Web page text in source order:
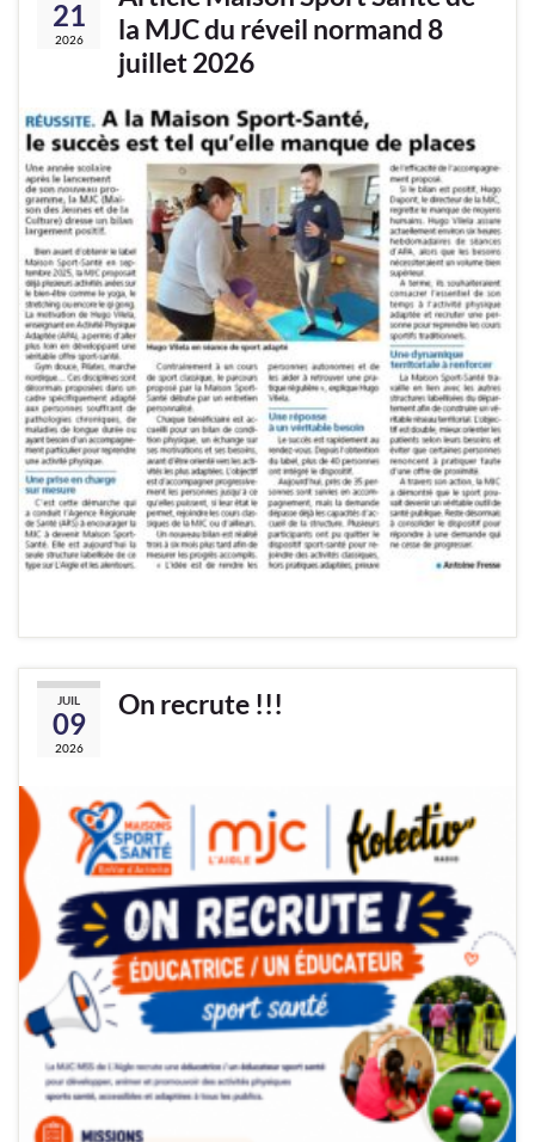
21
2026
la MJC du réveil normand 8
juillet 2026
JUIL
09
2026
On recrute !!!